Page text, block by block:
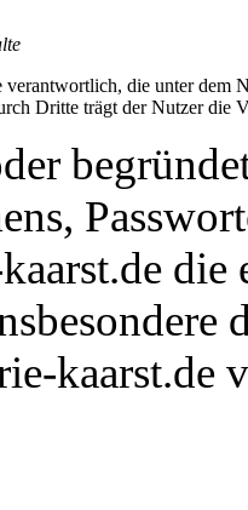
die unter dem
Dritte trägt der Nutzer die
die
kaarst.de